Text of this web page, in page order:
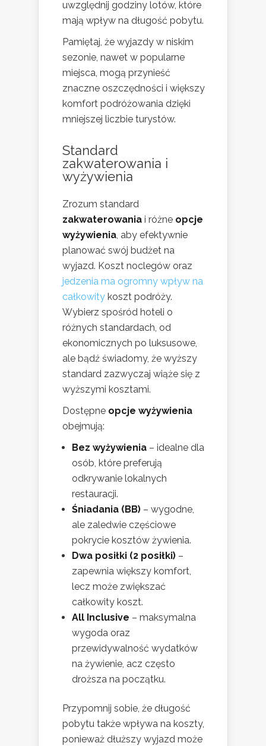
uwzględnij godziny lotów, które
mają wpływ na długość pobytu.
Pamiętaj, że wyjazdy w niskim
sezonie, nawet w popularne
miejsca, mogą przynieść
znaczne oszczędności i większy
komfort podróżowania dzięki
mniejszej liczbie turystów.
Standard
zakwaterowania i
wyżywienia
Zrozum standard
zakwaterowania i różne opcje
wyżywienia , aby efektywnie
planować swój budżet na
wyjazd. Koszt noclegów oraz
jedzenia ma ogromny wpływ na
całkowity koszt podróży.
Wybierz spośród hoteli o
różnych standardach, od
ekonomicznych po luksusowe,
ale bądź świadomy, że wyższy
standard zazwyczaj wiąże się z
wyższymi kosztami.
Dostępne opcje wyżywienia
obejmują:
Bez wyżywienia – idealne dla
osób, które preferują
odkrywanie lokalnych
restauracji.
Śniadania (BB) – wygodne,
ale zaledwie częściowe
pokrycie kosztów żywienia.
Dwa posiłki (2 posiłki) –
zapewnia większy komfort,
lecz może zwiększać
całkowity koszt.
All Inclusive – maksymalna
wygoda oraz
przewidywalność wydatków
na żywienie, acz często
droższa na początku.
Przypomnij sobie, że długość
pobytu także wpływa na koszty,
ponieważ dłuższy wyjazd może